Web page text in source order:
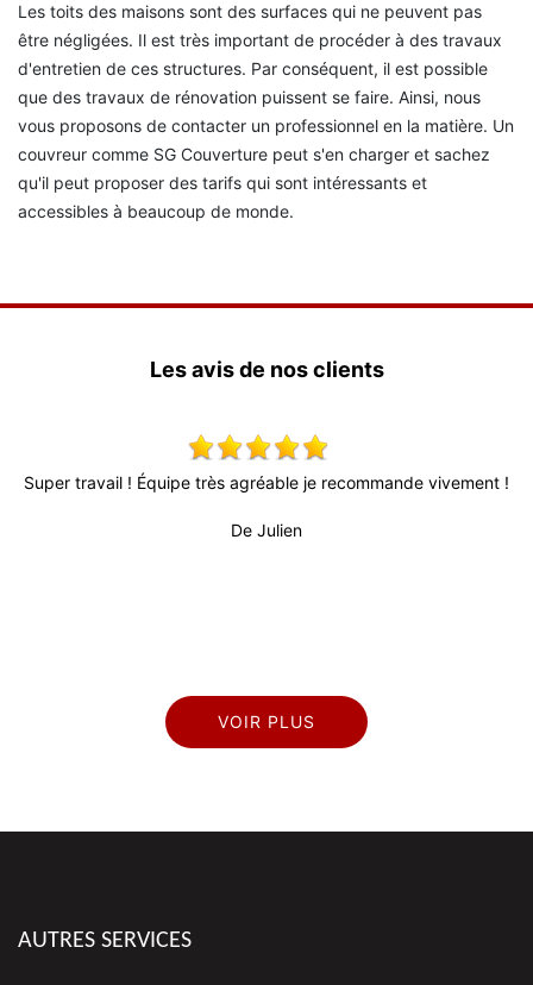
Les toits des maisons sont des surfaces qui ne peuvent pas
être négligées. Il est très important de procéder à des travaux
d'entretien de ces structures. Par conséquent, il est possible
que des travaux de rénovation puissent se faire. Ainsi, nous
vous proposons de contacter un professionnel en la matière. Un
couvreur comme SG Couverture peut s'en charger et sachez
qu'il peut proposer des tarifs qui sont intéressants et
accessibles à beaucoup de monde.
Les avis de nos clients
Super travail ! Équipe très agréable je recommande vivement !
De Julien
VOIR PLUS
AUTRES SERVICES